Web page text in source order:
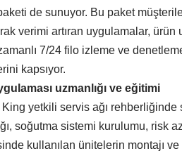
de sunuyor. Bu paket
verimi artıran uygulamalar, ürün
7/24 filo izleme ve
kapsıyor.
uzmanlığı ve eğitimi
yetkili servis ağı
soğutma sistemi kurulumu, risk
kullanılan ünitelerin montajı